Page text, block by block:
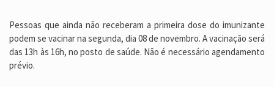
Pessoas que ainda não receberam a primeira dose do imunizante
podem se vacinar na segunda, dia 08 de novembro. A vacinação será
das 13h às 16h, no posto de saúde. Não é necessário agendamento
prévio.